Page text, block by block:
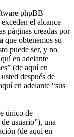
phpBB
el alcance
páginas creadas por
que obtenemos su
puede ser, y no
en adelante
(de aquí en
después de
en adelante “sus
único de
usuario”), una
(de aquí en